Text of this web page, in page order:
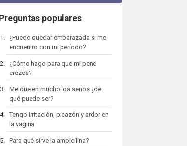
Preguntas populares
¿Puedo quedar embarazada si me
encuentro con mi período?
¿Cómo hago para que mi pene
crezca?
Me duelen mucho los senos ¿de
qué puede ser?
Tengo irritación, picazón y ardor en
la vagina
Para qué sirve la ampicilina?